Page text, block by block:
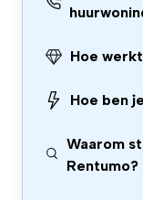
Hoe
Hoe ben
Waarom
Rentumo?